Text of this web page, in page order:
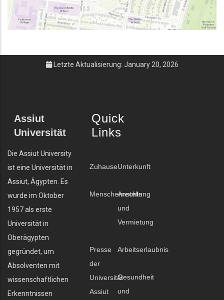
Letzte Aktualisierung: January 20, 2026
Assiut
Universität
Die Assiut University
ist eine Universität in
Assiut, Ägypten. Es
wurde im Oktober
1957 als erste
Universität in
Oberägypten
gegründet, um
Absolventen mit
wissenschaftlichen
Erkenntnissen
Quick
Links
ZuhauseUnterkunft
Menschenrechte
Anstellung
und
Vermietung
Presse
der
Universität
Assiut
Arbeitserlaubnis
Gesundheit
und